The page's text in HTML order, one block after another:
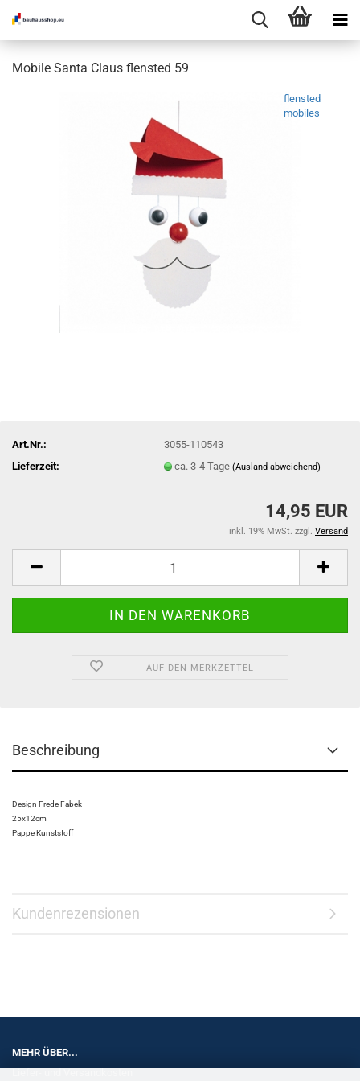
Mobile Santa Claus flensted 59
flensted
mobiles
Art.Nr.:
3055-110543
Lieferzeit:
ca. 3-4 Tage(Ausland abweichend)
14,95 EUR
inkl. 19% MwSt. zzgl. Versand
AUF DEN MERKZETTEL
Beschreibung
Design Frede Fabek
25x12cm
Pappe Kunststoff
Kundenrezensionen
MEHR ÜBER...